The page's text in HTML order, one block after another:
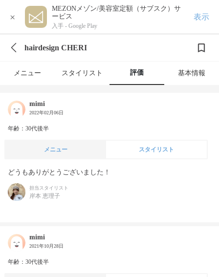
×
MEZONメゾン/美容室定額（サブスク）サ
ービス
入手 - Google Play
表示
hairdesign CHERI
メニュー スタイリスト 評価 基本情報
mimi
2022年02月06日
年齢：30代後半
メニュー スタイリスト
どうもありがとうございました！
担当スタイリスト
岸本 恵理子
mimi
2021年10月28日
年齢：30代後半